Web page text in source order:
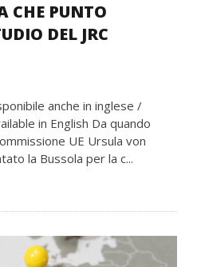
CHE PUNTO
DEL JRC
anche in inglese /
in English Da quando
UE Ursula von
la Bussola per la c...